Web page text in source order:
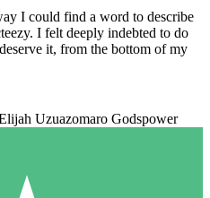
I could find a word to describe
I felt deeply indebted to do
it, from the bottom of my
Uzuazomaro Godspower